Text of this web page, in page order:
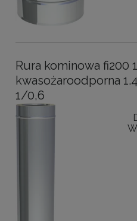
Rura kominowa fi200
kwasożaroodporna
1/0,6